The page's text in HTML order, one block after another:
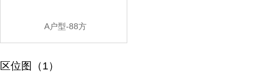
A户型-88方
区位图（1）